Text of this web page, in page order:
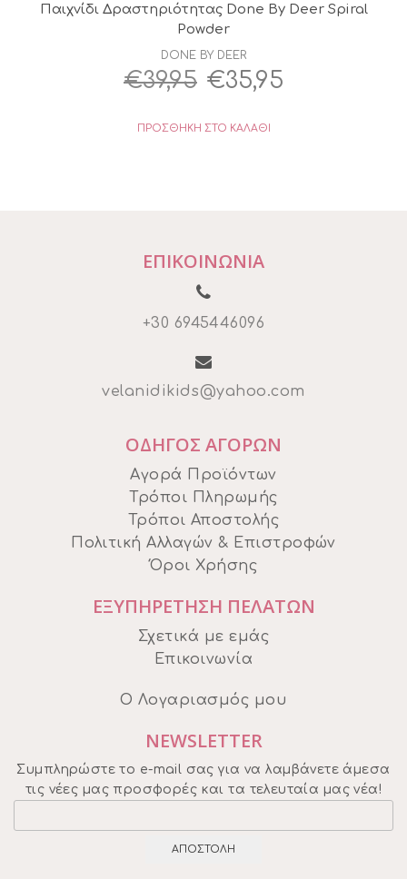
Παιχνίδι Δραστηριότητας Done By Deer Spiral
Powder
DONE BY DEER
€39,95 Original
€35,95
ΠΡΟΣΘΉΚΗ ΣΤΟ ΚΑΛΆΘΙ
ΕΠΙΚΟΙΝΩΝΙΑ
+30 6945446096
velanidikids@yahoo.com
ΟΔΗΓΟΣ ΑΓΟΡΩΝ
Αγορά Προϊόντων
Τρόποι Πληρωμής
Τρόποι Αποστολής
Πολιτική Αλλαγών & Επιστροφών
Όροι Χρήσης
ΕΞΥΠΗΡΕΤΗΣΗ ΠΕΛΑΤΩΝ
Σχετικά με εμάς
Επικοινωνία
Ο Λογαριασμός μου
NEWSLETTER
Συμπληρώστε το e-mail σας για να λαμβάνετε άμεσα
τις νέες μας προσφορές και τα τελευταία μας νέα!